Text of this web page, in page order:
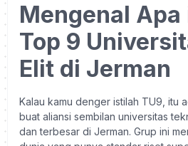
Mengenal Apa
Top 9
Elit di Jerman
Kalau kamu denger istilah TU9, itu
buat aliansi sembilan universitas
dan terbesar di Jerman. Grup ini